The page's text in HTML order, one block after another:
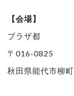
【会場】
プラザ都
〒016-0825
秋田県能代市柳